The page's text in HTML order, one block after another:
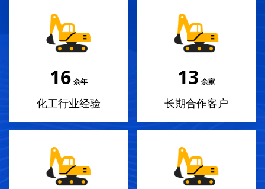
18 余年
化工行业经验
14 余家
长期合作客户